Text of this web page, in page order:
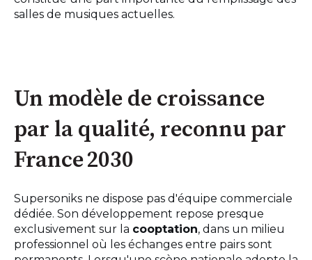
salles de musiques actuelles.
Un modèle de croissance
par la qualité, reconnu par
France 2030
Supersoniks ne dispose pas d'équipe commerciale
dédiée. Son développement repose presque
exclusivement sur la cooptation, dans un milieu
professionnel où les échanges entre pairs sont